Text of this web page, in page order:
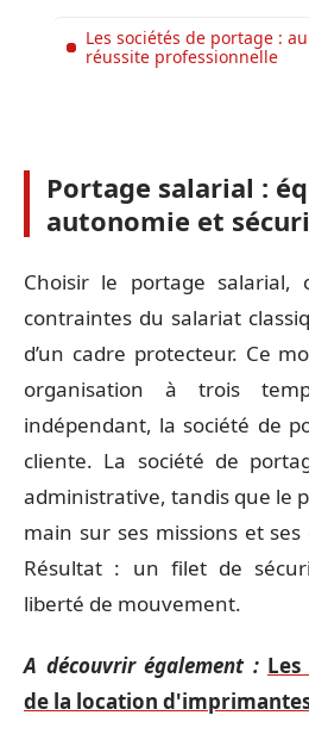
Les sociétés de portage :
réussite professionnelle
Portage salarial :
autonomie et
Choisir le portage salarial,
contraintes du salariat
d’un cadre protecteur. Ce
organisation à trois
indépendant, la société de
cliente. La société de
administrative, tandis que le
main sur ses missions et
Résultat : un filet de
liberté de mouvement.
A découvrir également :
de la location